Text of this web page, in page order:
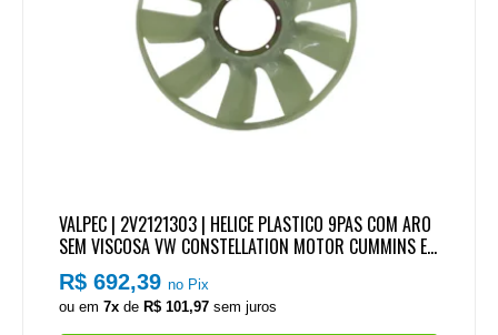
VALPEC | 2V2121303 | HELICE PLASTICO 9PAS COM ARO
SEM VISCOSA VW CONSTELLATION MOTOR CUMMINS EU
RO 5 E MOTOR MWM NGD 9.3 (704MM)
R$ 692,39no Pix
ou em7x deR$ 101,97 sem juros